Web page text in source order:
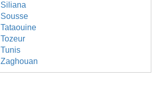
Siliana
Sousse
Tataouine
Tozeur
Tunis
Zaghouan